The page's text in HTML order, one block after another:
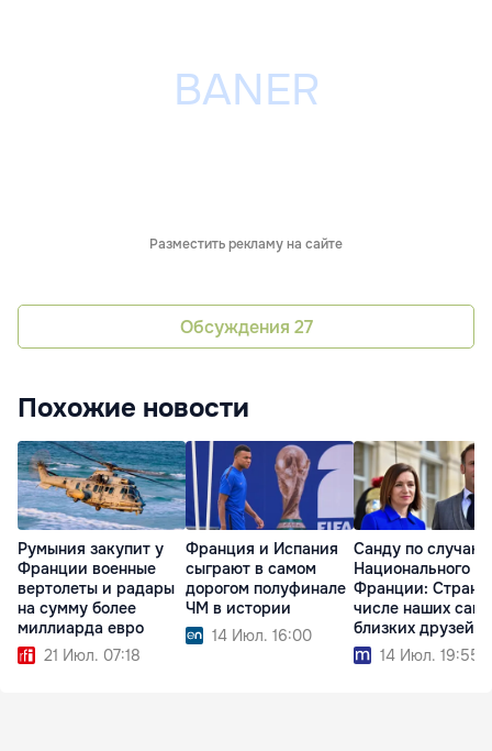
Разместить рекламу на сайте
Обсуждения 27
Похожие новости
Румыния закупит у
Франции военные
вертолеты и радары
на сумму более
миллиарда евро
21 Июл. 07:18
Франция и Испания
сыграют в самом
дорогом полуфинале
ЧМ в истории
14 Июл. 16:00
Санду по случаю
Национального
Франции: Страна
числе наших
близких друзей
14 Июл. 19:55